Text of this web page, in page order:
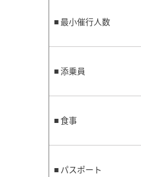
■ 最小催行人数
■ 添乗員
■ 食事
■ パスポート